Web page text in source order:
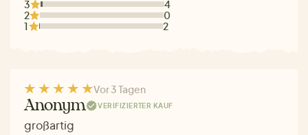
3
4
2
0
1
2
Vor 3 Tagen
Anonym VERIFIZIERTER KAUF
großartig